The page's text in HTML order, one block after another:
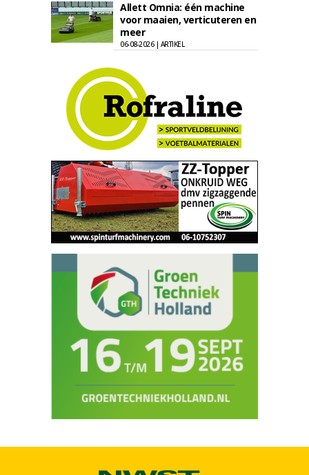
Allett Omnia: één machine
voor maaien, verticuteren en
meer
06-08-2026 | ARTIKEL